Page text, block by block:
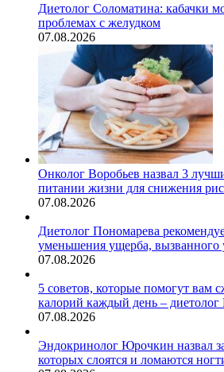
Диетолог Соломатина: кабачки
проблемах с желудком
07.08.2026
Онколог Воробьев назвал 3
питании жизни для снижения
07.08.2026
Диетолог Пономарева
уменьшения ущерба, вызванного
07.08.2026
5 советов, которые помогут вам
калорий каждый день – диетолог
07.08.2026
Эндокринолог Юрочкин назвал
которых слоятся и ломаются